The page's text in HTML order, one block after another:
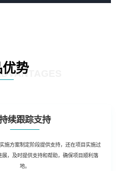
势
续跟踪支持
施方案制定阶段提供支持，还在项目实施过
展，及时提供支持和帮助，确保项目顺利落
地。